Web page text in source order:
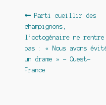
Navigation
de
l’article
Article
précédent :
Parti cueillir des
champignons,
l’octogénaire ne rentre
pas : « Nous avons
un drame » – Ouest-
France